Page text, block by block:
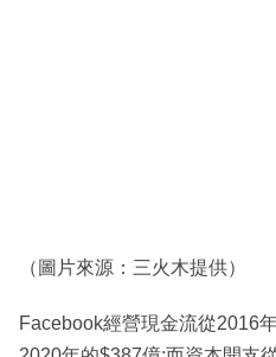
（圖片來源：三火木提供）
Facebook經營現金流從2016